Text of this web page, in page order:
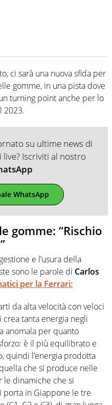
ci sarà una nuova sfida per
gomme, in una pista dove
turning point anche per lo
2023.
su ultime news di
Iscriviti al nostro
WhatsApp
gomme: “Rischio
e l’usura della
sono le parole di Carlos
per la Ferrari:
da alta velocità con veloci
tanta energia negli
anomala per quanto
è il più equilibrato e
quindi l’energia prodotta
che si produce nelle
le dinamiche che si
porta in Giappone le tre